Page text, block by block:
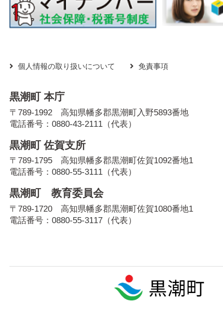
個人情報の取り扱いについて 免責事項
黒潮町 本庁
〒789-1992 高知県幡多郡黒潮町入野5893番地
電話番号：0880-43-2111 （代表）
黒潮町 佐賀支所
〒789-1795 高知県幡多郡黒潮町佐賀1092番地1
電話番号：0880-55-3111 （代表）
黒潮町 教育委員会
〒789-1720 高知県幡多郡黒潮町佐賀1080番地1
電話番号：0880-55-3117 （代表）